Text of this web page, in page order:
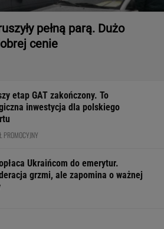
pełną parą. Dużo
cenie
etap GAT zakończony. To
inwestycja dla polskiego
PROMOCYJNY
Ukraińcom do emerytur.
grzmi, ale zapomina o ważnej